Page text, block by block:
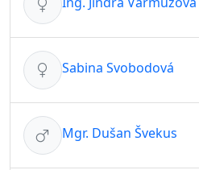
Sabina Svobodová
Mgr. Dušan Švekus